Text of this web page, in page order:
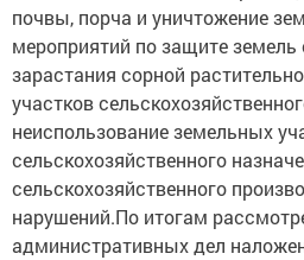
почвы, порча и уничтожение
мероприятий по защите земель
зарастания сорной
участков
неиспользование земельных
сельскохозяйственного
сельскохозяйственного
нарушений.По итогам
административных дел